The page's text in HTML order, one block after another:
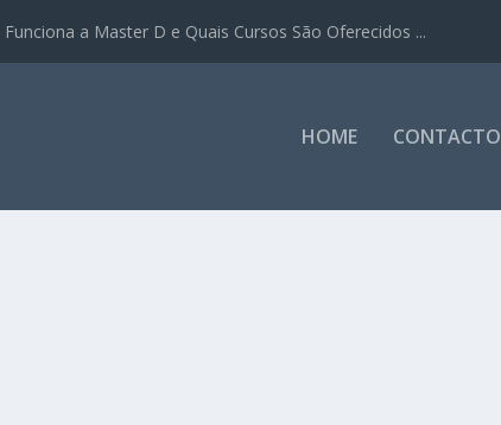
a Master D e Quais Cursos São Oferecidos ...
HOME CONTACTO